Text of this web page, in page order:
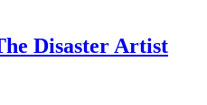
Disaster Artist